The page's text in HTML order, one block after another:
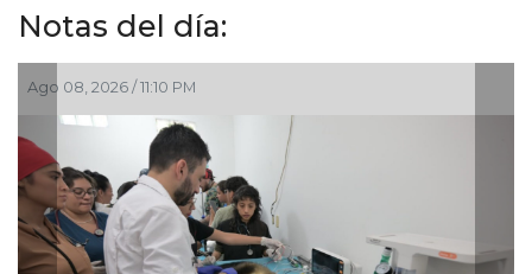
Notas del día:
2026 / 11:10 PM